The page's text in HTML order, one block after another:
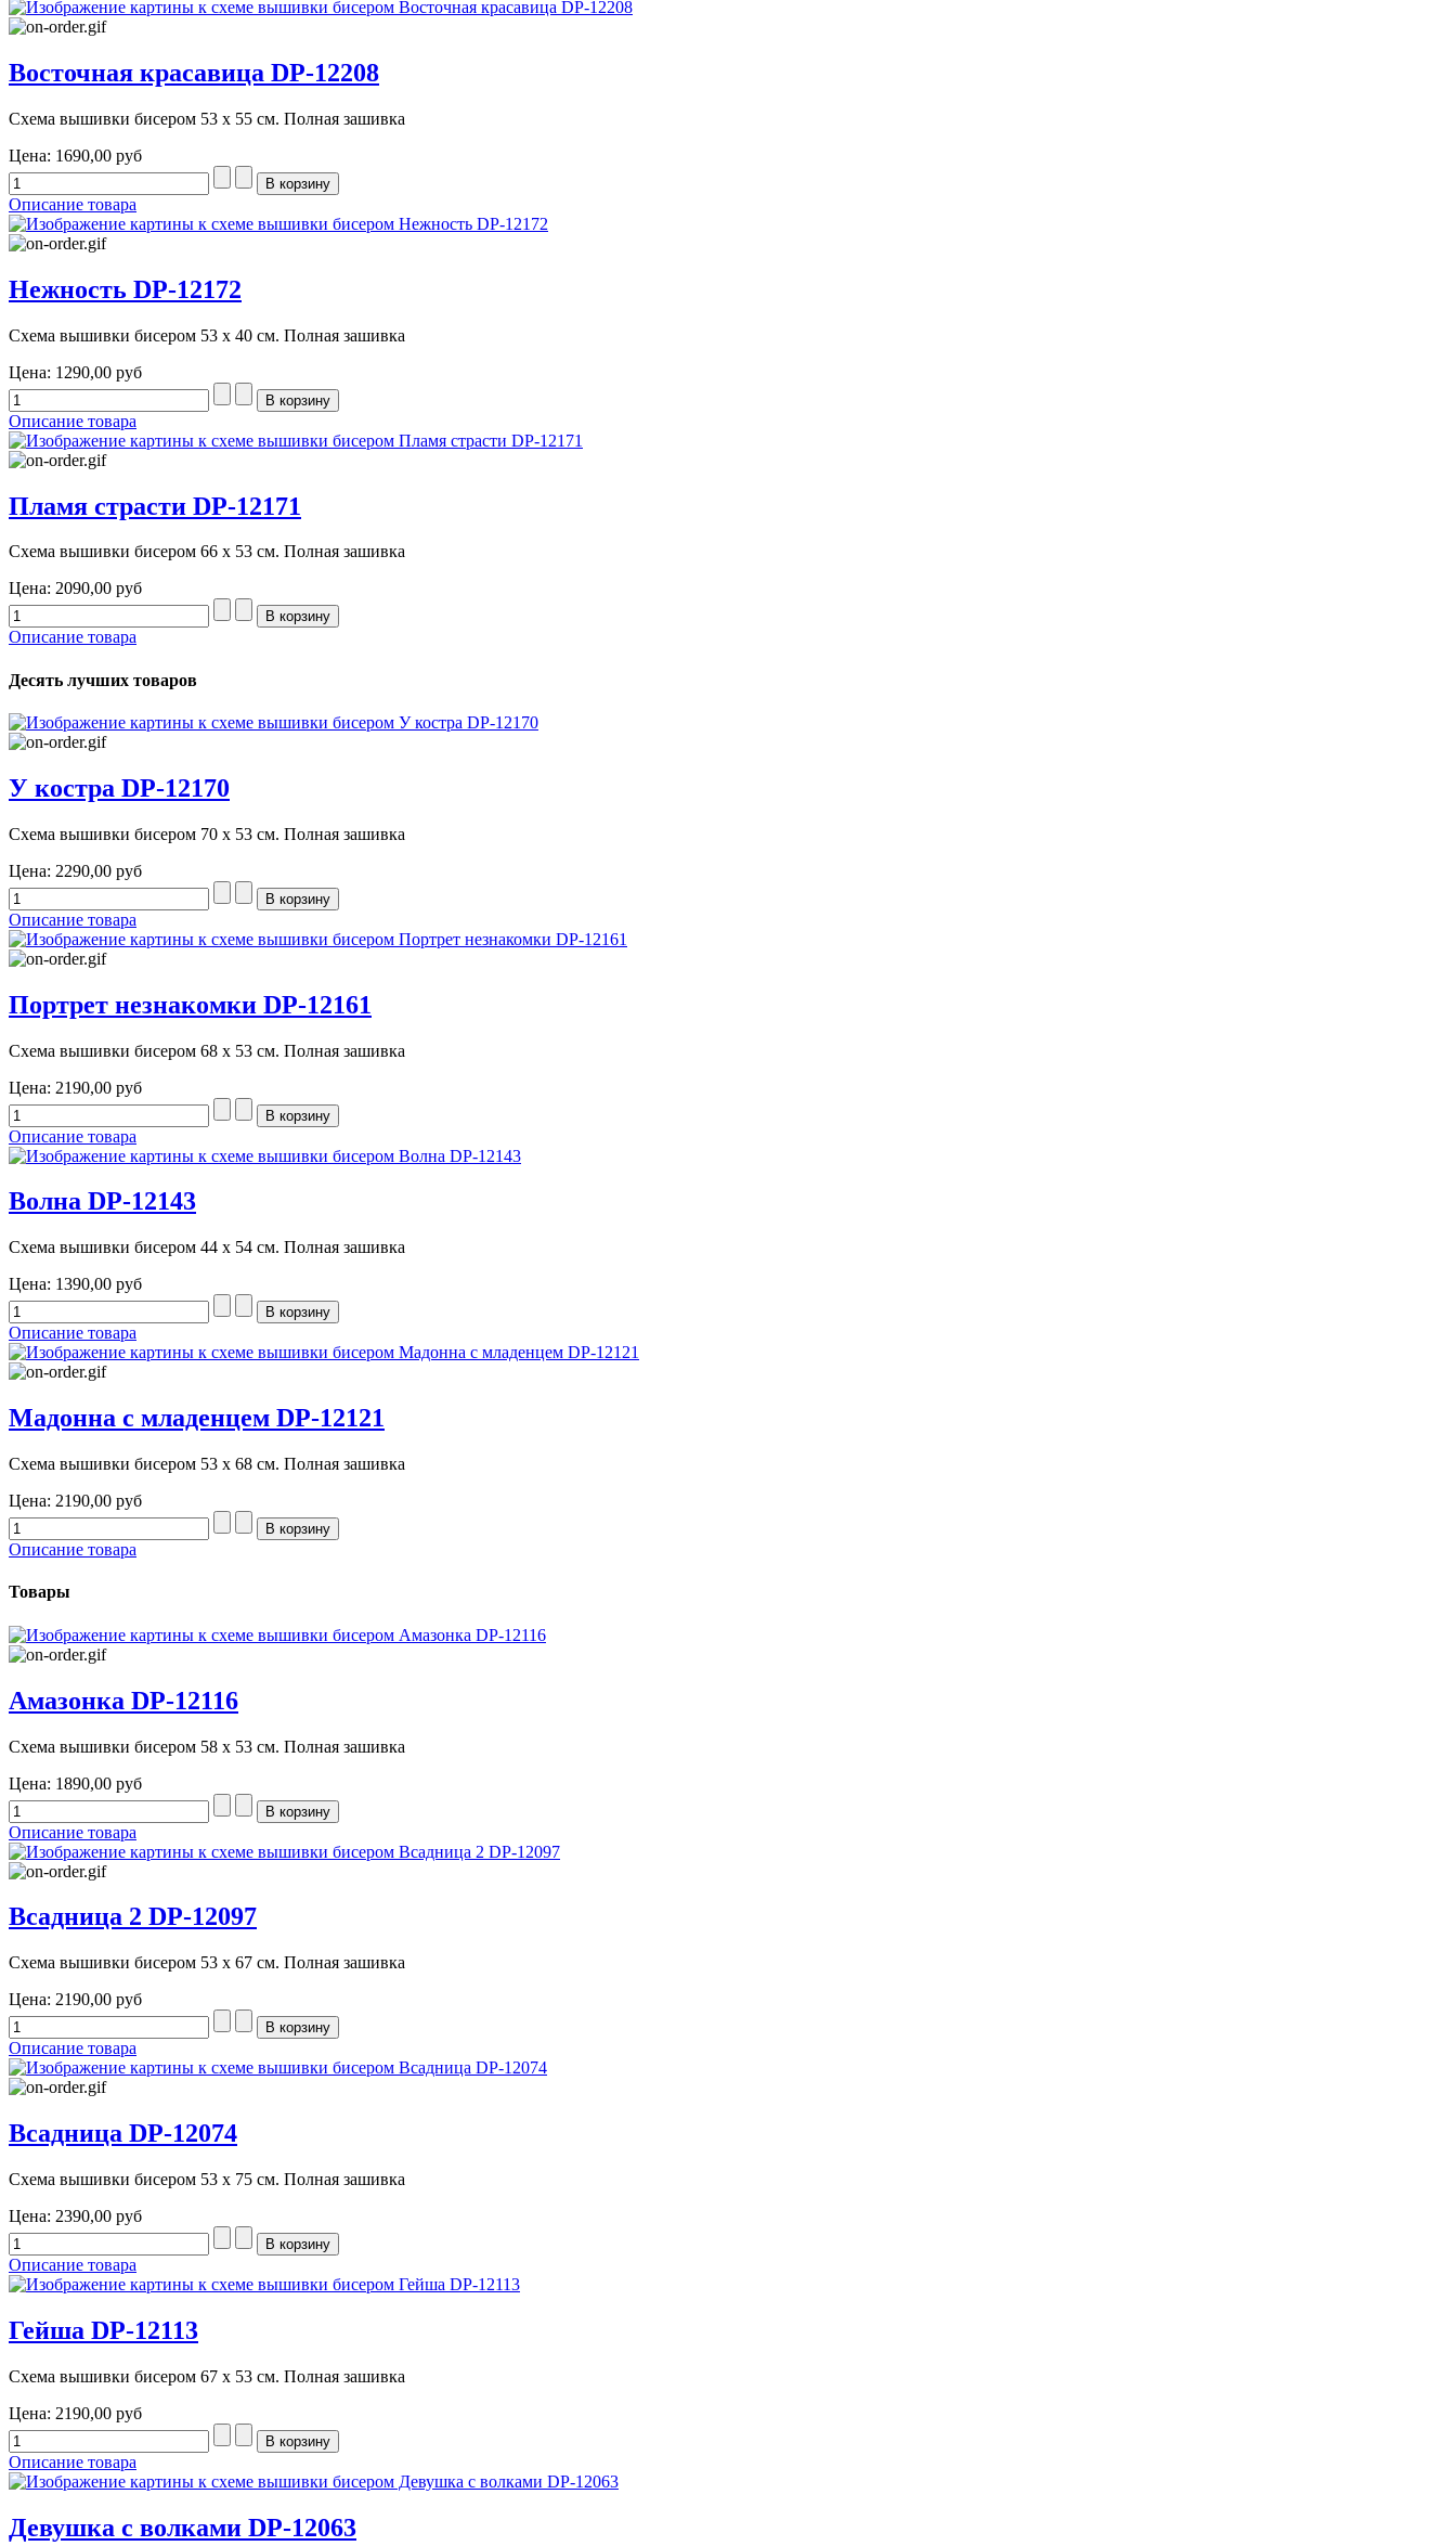
Восточная красавица DP-12208
Схема вышивки бисером 53 х 55 см. Полная зашивка
Цена: 1690,00 руб
Описание товара
Нежность DP-12172
Схема вышивки бисером 53 х 40 см. Полная зашивка
Цена: 1290,00 руб
Описание товара
Пламя страсти DP-12171
Схема вышивки бисером 66 х 53 см. Полная зашивка
Цена: 2090,00 руб
Описание товара
Десять лучших товаров
У костра DP-12170
Схема вышивки бисером 70 х 53 см. Полная зашивка
Цена: 2290,00 руб
Описание товара
Портрет незнакомки DP-12161
Схема вышивки бисером 68 х 53 см. Полная зашивка
Цена: 2190,00 руб
Описание товара
Волна DP-12143
Схема вышивки бисером 44 х 54 см. Полная зашивка
Цена: 1390,00 руб
Описание товара
Мадонна с младенцем DP-12121
Схема вышивки бисером 53 х 68 см. Полная зашивка
Цена: 2190,00 руб
Описание товара
Товары
Амазонка DP-12116
Схема вышивки бисером 58 х 53 см. Полная зашивка
Цена: 1890,00 руб
Описание товара
Всадница 2 DP-12097
Схема вышивки бисером 53 х 67 см. Полная зашивка
Цена: 2190,00 руб
Описание товара
Всадница DP-12074
Схема вышивки бисером 53 х 75 см. Полная зашивка
Цена: 2390,00 руб
Описание товара
Гейша DP-12113
Схема вышивки бисером 67 х 53 см. Полная зашивка
Цена: 2190,00 руб
Описание товара
Девушка с волками DP-12063